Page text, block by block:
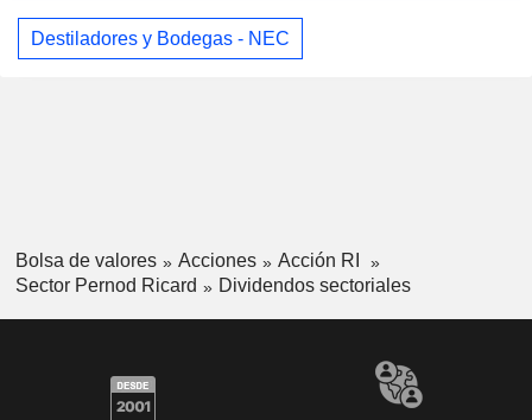
Destiladores y Bodegas - NEC
Bolsa de valores Acciones
Acción RI
Sector Pernod Ricard
Dividendos sectoriales